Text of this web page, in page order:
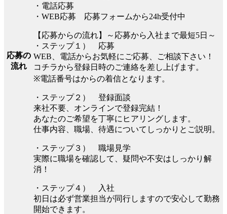
応募の
流れ
・電話応募
・WEB応募 応募フォームから24h受付中
【応募からの流れ】～応募から入社まで最短5日～
・ステップ１） 応募
WEB、電話からお気軽にご応募、ご相談下さい！
コチラから登録日時のご連絡を差し上げます。
※電話番号はからの着信となります。
・ステップ２） 登録面談
来社不要、オンラインで登録完結！
あなたのご希望を丁寧にヒアリングします。
仕事内容、職場、待遇についてしっかりとご説明。
・ステップ３） 職場見学
実際に職場を確認して、疑問や不安はしっかり解
消！
・ステップ４） 入社
初日は必ず営業担当が同行しますので安心して勤務
開始できます。